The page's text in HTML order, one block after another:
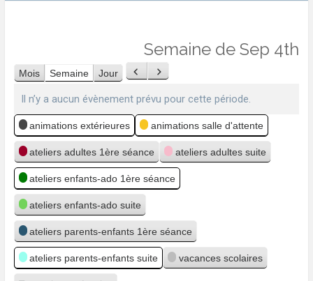
Semaine de Sep 4th
Mois Semaine Jour Précédent
Suivant
Il n’y a aucun évènement prévu pour cette période.
Catégories
animations extérieures animations salle d'attente
ateliers adultes 1ère séance ateliers adultes suite
ateliers enfants-ado 1ère séance
ateliers enfants-ado suite
ateliers parents-enfants 1ère séance
ateliers parents-enfants suite vacances scolaires